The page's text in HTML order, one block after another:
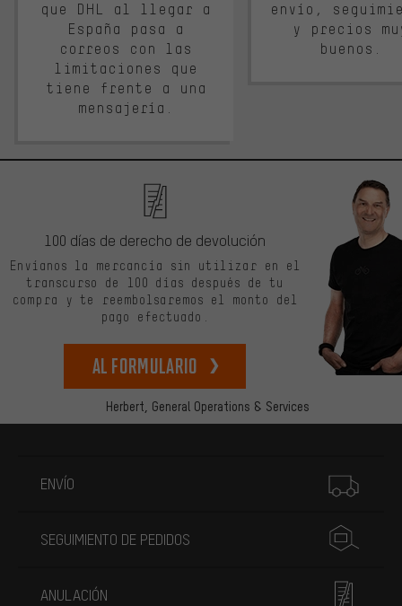
que DHL al llegar a
España pasa a
correos con las
limitaciones que
tiene frente a una
mensajería.
envío,
y precios
buenos.
Herbert, General Operations & Services
100 días de derecho de devolución
Envíanos la mercancía sin utilizar en el
transcurso de 100 días después de tu
compra y te reembolsaremos el monto del
pago efectuado.
Al formulario
ENVÍO
SEGUIMIENTO DE PEDIDOS
ANULACIÓN